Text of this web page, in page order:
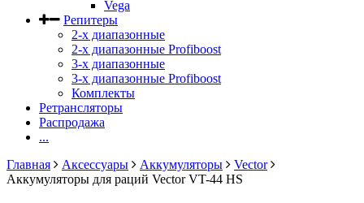
Vega
Репитеры
2-х диапазонные
2-х диапазонные Profiboost
3-х диапазонные
3-х диапазонные Profiboost
Комплекты
Ретрансляторы
Распродажа
...
Главная
Аксессуары Аккумуляторы
Vector
Аккумуляторы для раций Vector VT-44 HS